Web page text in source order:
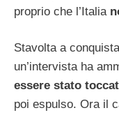
proprio che l’Italia
Stavolta a
un’intervista ha
essere stato
poi espulso. Ora il